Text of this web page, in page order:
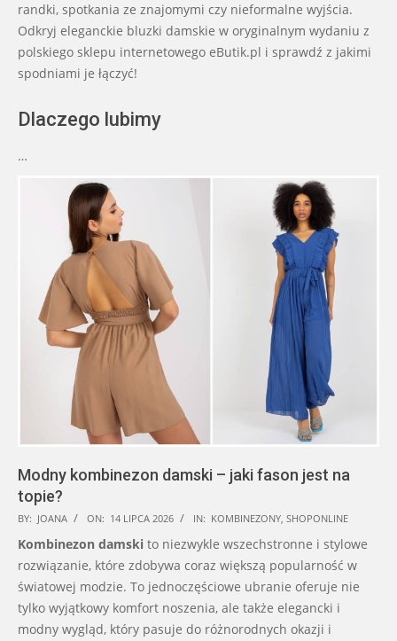
randki, spotkania ze znajomymi czy nieformalne wyjścia.
Odkryj eleganckie bluzki damskie w oryginalnym wydaniu z
polskiego sklepu internetowego eButik.pl i sprawdź z jakimi
spodniami je łączyć!
Dlaczego lubimy
…
Modny kombinezon damski – jaki fason jest na
topie?
2026-
07-
14
BY: JOANA ON: 14 LIPCA 2026 IN: KOMBINEZONY, SHOPONLINE
Kombinezon damski to niezwykle wszechstronne i stylowe
rozwiązanie, które zdobywa coraz większą popularność w
światowej modzie. To jednoczęściowe ubranie oferuje nie
tylko wyjątkowy komfort noszenia, ale także elegancki i
modny wygląd, który pasuje do różnorodnych okazji i